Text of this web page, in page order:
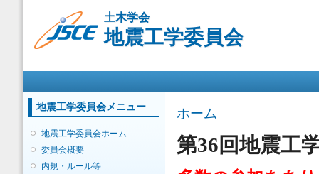
動
土木学会
地震工学委員会
地震工学委員会メニュー
地震工学委員会ホーム
委員会概要
内規・ルール等
現在地
ホーム
第36回地震工